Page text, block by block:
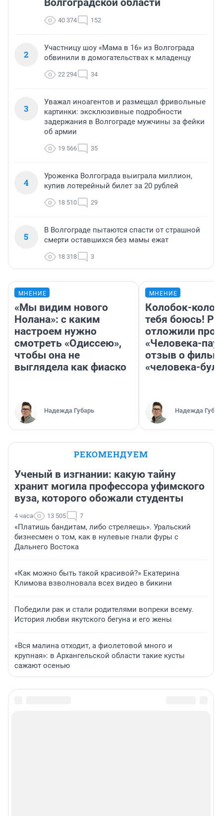
Волгоградской области
40 374 152
2
Участницу шоу «Мама в 16» из Волгограда
обвинили в домогательствах к младенцу
22 294 34
3
Уважал иноагентов и размещал фривольные
картинки: эксклюзивные подробности
задержания в Волгограде мужчины за фейки
об армии
19 566 35
4
Уроженка Волгограда выиграла миллион,
купив лотерейный билет за 20 рублей
18 510 29
5
В Волгограде пытаются спасти от страшной
смерти оставшихся без мамы ежат
18 318 3
МНЕНИЕ
«Мы видим нового
Нолана»: с каким
настроем нужно
смотреть «Одиссею»,
чтобы она не
выглядела как фиаско
Надежда Губарь
МНЕНИЕ
Колобок-
тебя боюсь!
отложили
«Человека-
отзыв о
«человека-
Надежда
РЕКОМЕНДУЕМ
Ученый в изгнании: какую тайну
хранит могила профессора уфимского
вуза, которого обожали студенты
4 часа 13 505 7
«Платишь бандитам, либо стреляешь». Уральский
бизнесмен о том, как в нулевые гнали фуры с
Дальнего Востока
«Как можно быть такой красивой?» Екатерина
Климова взволновала всех видео в бикини
Победили рак и стали родителями вопреки всему.
История любви якутского бегуна и его жены
«Вся малина отходит, а фиолетовой много и
крупная»: в Архангельской области такие кусты
сажают осенью